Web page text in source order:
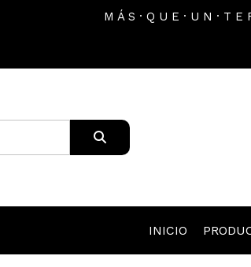
M Á S · Q U E · U N · T
INICIO